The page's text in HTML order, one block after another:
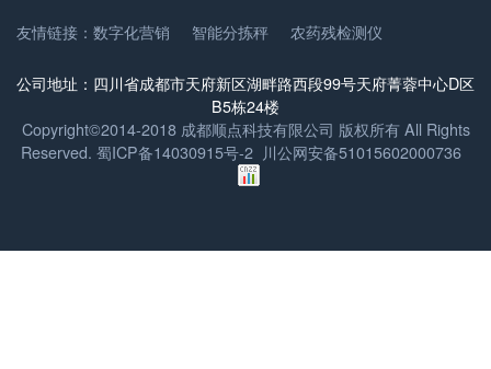
友情链接： 数字化营销 智能分拣秤 农药残检测仪
公司地址：四川省成都市天府新区湖畔路西段99号天府菁蓉中心D区
B5栋24楼
Copyright©2014-2018 成都顺点科技有限公司 版权所有 All Rights
Reserved. 蜀ICP备14030915号-2 川公网安备51015602000736